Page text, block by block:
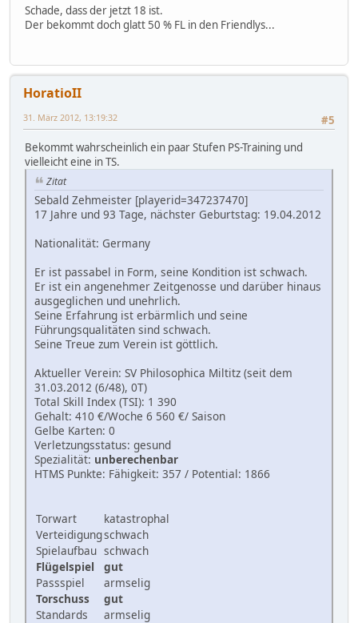
Schade, dass der jetzt 18 ist.
Der bekommt doch glatt 50 % FL in den Friendlys...
HoratioII
#5
31. März 2012, 13:19:32
Bekommt wahrscheinlich ein paar Stufen PS-Training und
vielleicht eine in TS.
Zitat
Sebald Zehmeister [playerid=347237470]
17 Jahre und 93 Tage, nächster Geburtstag: 19.04.2012
Nationalität: Germany
Er ist passabel in Form, seine Kondition ist schwach.
Er ist ein angenehmer Zeitgenosse und darüber hinaus
ausgeglichen und unehrlich.
Seine Erfahrung ist erbärmlich und seine
Führungsqualitäten sind schwach.
Seine Treue zum Verein ist göttlich.
Aktueller Verein: SV Philosophica Miltitz (seit dem
31.03.2012 (6/48), 0T)
Total Skill Index (TSI): 1 390
Gehalt: 410 €/Woche 6 560 €/ Saison
Gelbe Karten: 0
Verletzungsstatus: gesund
Spezialität: unberechenbar
HTMS Punkte: Fähigkeit: 357 / Potential: 1866
Torwart
katastrophal
Verteidigungschwach
Spielaufbau schwach
Flügelspiel
gut
Passspiel
armselig
Torschuss
gut
Standards
armselig